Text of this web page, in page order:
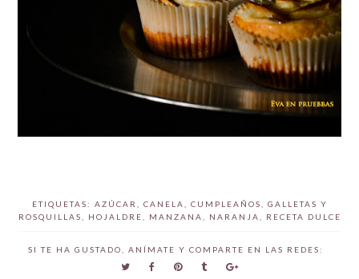
ETIQUETAS: AZÚCAR CANELA CUMPLEAÑOS
GALLETAS Y
ROSQUILLAS
HOJALDRE MANZANA NARANJA RECETA DULCE
SI TE HA GUSTADO, ANÍMATE Y COMPARTE EN LAS REDES: